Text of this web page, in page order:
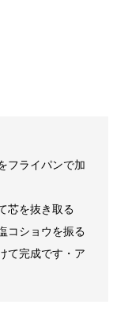
フライパンで加
芯を抜き取る
コショウを振る
て完成です・ア